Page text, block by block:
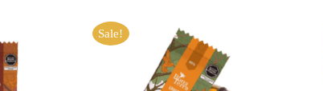
Sale!